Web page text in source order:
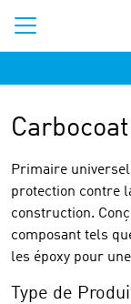
Primaire
protection contre
construction.
composant tels
les époxy pour
Type de